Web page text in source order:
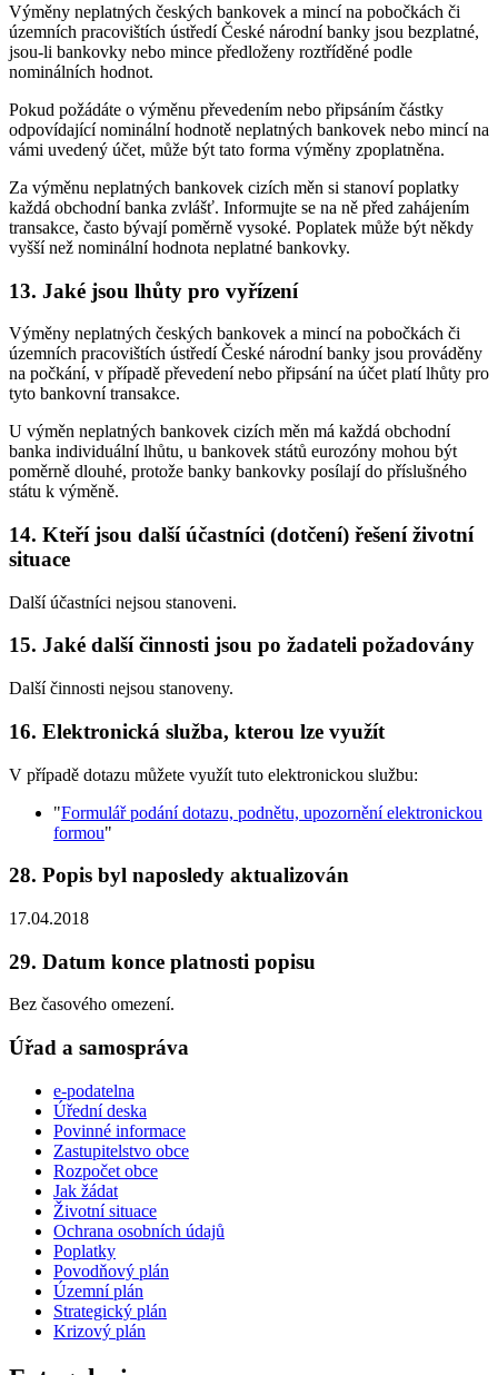
Výměny neplatných českých bankovek a mincí na pobočkách či
územních pracovištích ústředí České národní banky jsou bezplatné,
jsou-li bankovky nebo mince předloženy roztříděné podle
nominálních hodnot.
Pokud požádáte o výměnu převedením nebo připsáním částky
odpovídající nominální hodnotě neplatných bankovek nebo mincí na
vámi uvedený účet, může být tato forma výměny zpoplatněna.
Za výměnu neplatných bankovek cizích měn si stanoví poplatky
každá obchodní banka zvlášť. Informujte se na ně před zahájením
transakce, často bývají poměrně vysoké. Poplatek může být někdy
vyšší než nominální hodnota neplatné bankovky.
13. Jaké jsou lhůty pro vyřízení
Výměny neplatných českých bankovek a mincí na pobočkách či
územních pracovištích ústředí České národní banky jsou prováděny
na počkání, v případě převedení nebo připsání na účet platí lhůty pro
tyto bankovní transakce.
U výměn neplatných bankovek cizích měn má každá obchodní
banka individuální lhůtu, u bankovek států eurozóny mohou být
poměrně dlouhé, protože banky bankovky posílají do příslušného
státu k výměně.
14. Kteří jsou další účastníci (dotčení) řešení životní
situace
Další účastníci nejsou stanoveni.
15. Jaké další činnosti jsou po žadateli požadovány
Další činnosti nejsou stanoveny.
16. Elektronická služba, kterou lze využít
V případě dotazu můžete využít tuto elektronickou službu:
"Formulář podání dotazu, podnětu, upozornění elektronickou
formou"
28. Popis byl naposledy aktualizován
17.04.2018
29. Datum konce platnosti popisu
Bez časového omezení.
Úřad a samospráva
e-podatelna
Úřední deska
Povinné informace
Zastupitelstvo obce
Rozpočet obce
Jak žádat
Životní situace
Ochrana osobních údajů
Poplatky
Povodňový plán
Územní plán
Strategický plán
Krizový plán